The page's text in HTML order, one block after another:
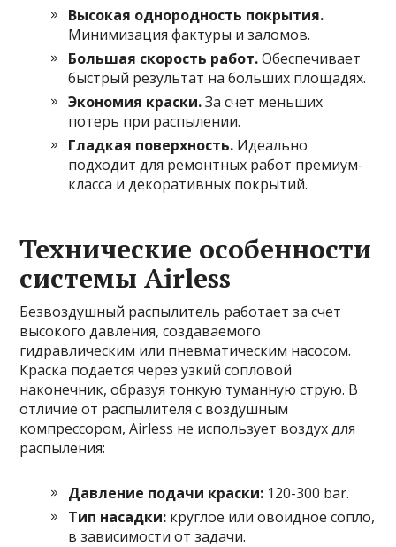
Высокая однородность покрытия.
Минимизация фактуры и заломов.
Большая скорость работ.Обеспечивает
быстрый результат на больших площадях.
Экономия краски.За счет меньших
потерь при распылении.
Гладкая поверхность. Идеально
подходит для ремонтных работ премиум-
класса и декоративных покрытий.
Технические особенности
системы Airless
Безвоздушный распылитель работает за счет
высокого давления, создаваемого
гидравлическим или пневматическим насосом.
Краска подается через узкий сопловой
наконечник, образуя тонкую туманную струю. В
отличие от распылителя с воздушным
компрессором, Airless не использует воздух для
распыления:
Давление подачи краски: 120-300 bar.
Тип насадки: круглое или овоидное сопло,
в зависимости от задачи.